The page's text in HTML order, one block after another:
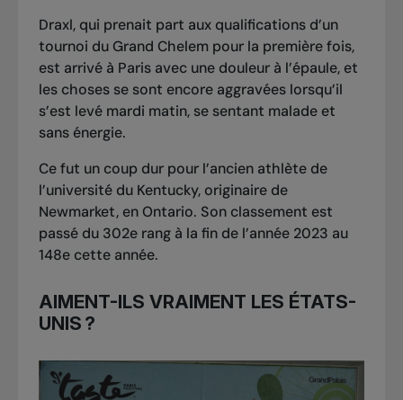
Draxl, qui prenait part aux qualifications d’un
tournoi du Grand Chelem pour la première fois,
est arrivé à Paris avec une douleur à l’épaule, et
les choses se sont encore aggravées lorsqu’il
s’est levé mardi matin, se sentant malade et
sans énergie.
Ce fut un coup dur pour l’ancien athlète de
l’université du Kentucky, originaire de
Newmarket, en Ontario. Son classement est
passé du 302e rang à la fin de l’année 2023 au
148e cette année.
AIMENT-ILS VRAIMENT LES ÉTATS-
UNIS ?